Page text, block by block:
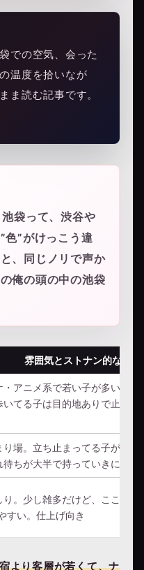
での空気、会った
温度を拾いなが
ま読む記事です。
袋って、渋谷や
色”がけっこう違
、同じノリで声か
俺の頭の中の池袋
雰囲気とストナン的な相性
・アニメ系で若い子が多い。
いてる子は目的地ありで止ま
場。立ち止まってる子が多い
ちが大半で持っていきにくい
。少し雑多だけど、ここまで
すい。仕上げ向き
より客層が若くて、ナ